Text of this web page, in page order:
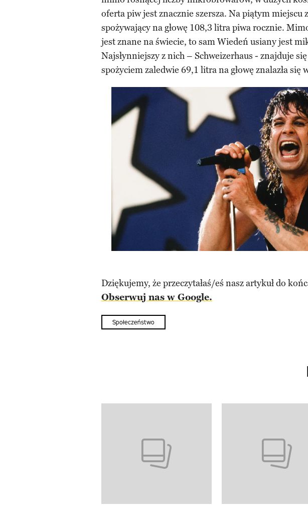
oferta piw jest znacznie szersza. Na piątym miejscu
spożywający na głowę 108,3 litra piwa rocznie.
jest znane na świecie, to sam Wiedeń usiany jest
Najsłynniejszy z nich – Schweizerhaus - znajduje
spożyciem zaledwie 69,1 litra na głowę znalazła
Dziękujemy, że przeczytałaś/eś nasz artykuł do
Obserwuj nas w Google.
Społeczeństwo